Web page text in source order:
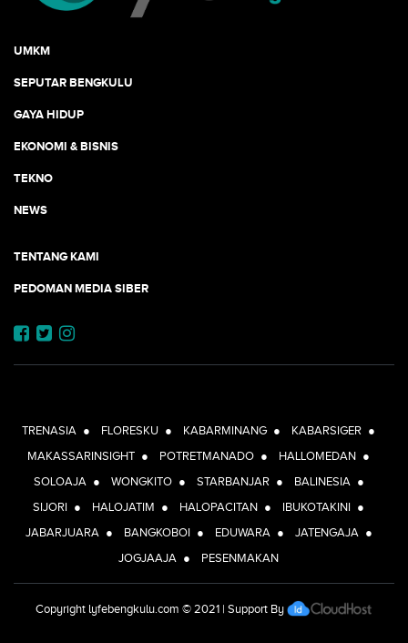
UMKM
SEPUTAR BENGKULU
GAYA HIDUP
EKONOMI & BISNIS
TEKNO
NEWS
TENTANG KAMI
PEDOMAN MEDIA SIBER
TRENASIA ● FLORESKU ● KABARMINANG ● KABARSIGER ●
MAKASSARINSIGHT ● POTRETMANADO ● HALLOMEDAN ●
SOLOAJA ● WONGKITO ● STARBANJAR ● BALINESIA ●
SIJORI ● HALOJATIM ● HALOPACITAN ● IBUKOTAKINI ●
JABARJUARA ● BANGKOBOI ● EDUWARA ● JATENGAJA ●
JOGJAAJA ● PESENMAKAN
Copyright lyfebengkulu.com © 2021 | Support By